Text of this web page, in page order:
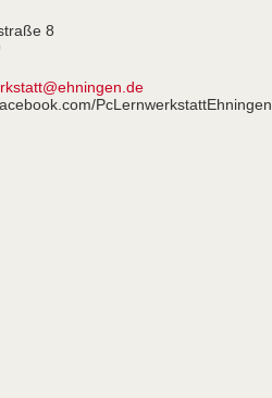
8
PcLernwerkstattEhningen